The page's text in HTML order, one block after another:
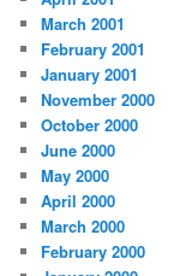
March 2001
February 2001
January 2001
November 2000
October 2000
June 2000
May 2000
April 2000
March 2000
February 2000